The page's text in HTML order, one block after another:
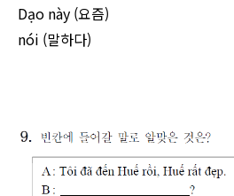
Dạo này (요즘)
nói (말하다)